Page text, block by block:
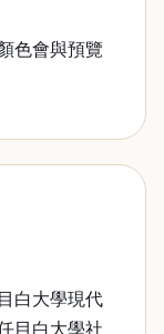
色會與預覽
白大學現代
目白大學社